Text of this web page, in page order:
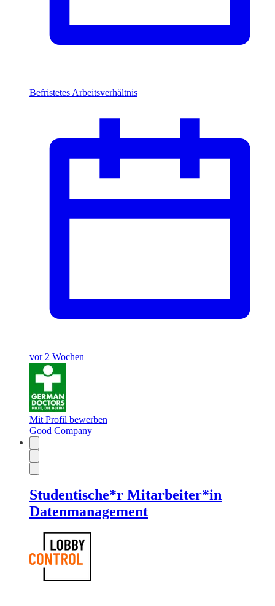
Befristetes Arbeitsverhältnis
vor 2 Wochen
Mit Profil bewerben
Good Company
Studentische*r Mitarbeiter*in
Datenmanagement